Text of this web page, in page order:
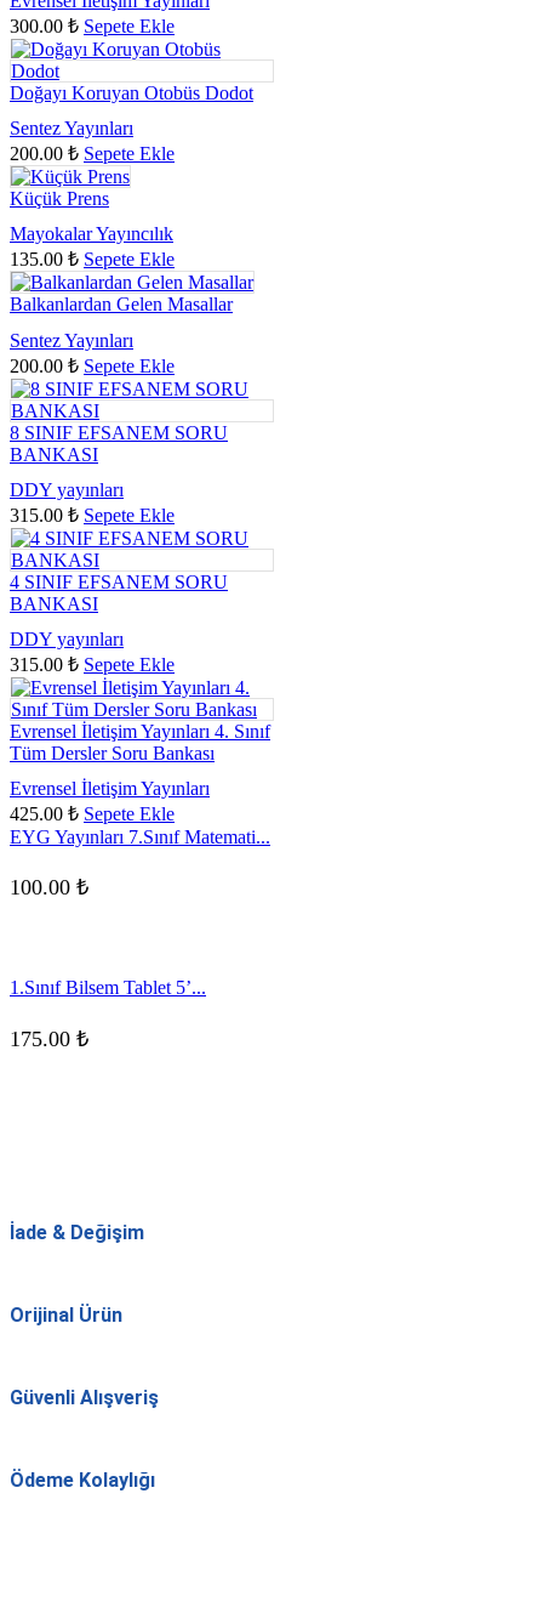
300.00 ₺ Sepete Ekle
Doğayı Koruyan Otobüs Dodot
Sentez Yayınları
200.00 ₺ Sepete Ekle
Küçük Prens
Mayokalar Yayıncılık
135.00 ₺ Sepete Ekle
Balkanlardan Gelen Masallar
Sentez Yayınları
200.00 ₺ Sepete Ekle
8 SINIF EFSANEM SORU
BANKASI
DDY yayınları
315.00 ₺ Sepete Ekle
4 SINIF EFSANEM SORU
BANKASI
DDY yayınları
315.00 ₺ Sepete Ekle
Evrensel İletişim Yayınları 4. Sınıf
Tüm Dersler Soru Bankası
Evrensel İletişim Yayınları
425.00 ₺ Sepete Ekle
EYG Yayınları 7.Sınıf Matemati...
100.00 ₺
1.Sınıf Bilsem Tablet 5’...
175.00 ₺
İade & Değişim
Orijinal Ürün
Güvenli Alışveriş
Ödeme Kolaylığı